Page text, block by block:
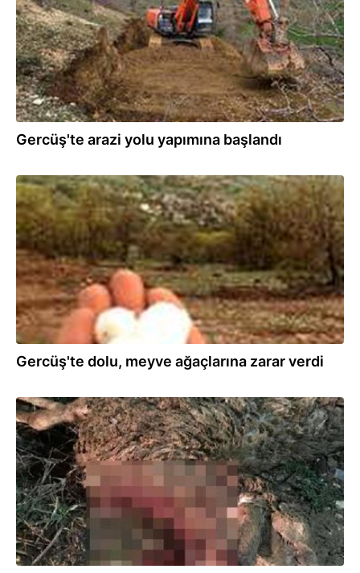
Gercüş'te arazi yolu yapımına başlandı
12.04.2020
Gercüş'te dolu, meyve ağaçlarına zarar verdi
07.03.2020